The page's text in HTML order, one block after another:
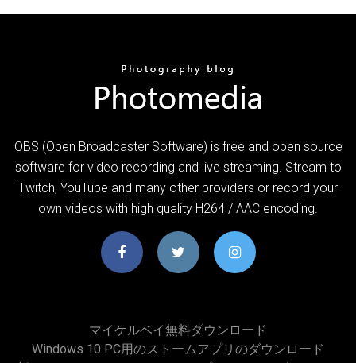
OBS (Open Broadcaster Software) is free and open source
software for video recording and live streaming. Stream to
Twitch, YouTube and many other providers or record your
own videos with high quality H264 / AAC encoding.
マイケルベイ無料ダウンロード
Windows 10 PC用のストームアプリのダウンロード